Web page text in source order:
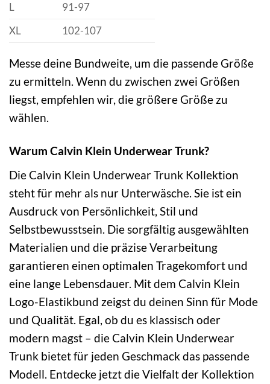
L
91-97
XL
102-107
Messe deine Bundweite, um die passende Größe
zu ermitteln. Wenn du zwischen zwei Größen
liegst, empfehlen wir, die größere Größe zu
wählen.
Warum Calvin Klein Underwear Trunk?
Die Calvin Klein Underwear Trunk Kollektion
steht für mehr als nur Unterwäsche. Sie ist ein
Ausdruck von Persönlichkeit, Stil und
Selbstbewusstsein. Die sorgfältig ausgewählten
Materialien und die präzise Verarbeitung
garantieren einen optimalen Tragekomfort und
eine lange Lebensdauer. Mit dem Calvin Klein
Logo-Elastikbund zeigst du deinen Sinn für Mode
und Qualität. Egal, ob du es klassisch oder
modern magst – die Calvin Klein Underwear
Trunk bietet für jeden Geschmack das passende
Modell. Entdecke jetzt die Vielfalt der Kollektion